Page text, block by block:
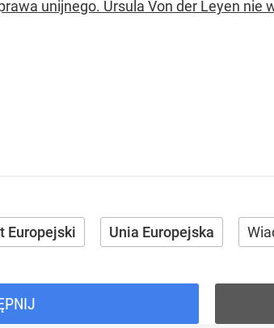
unijnego. Ursula Von der Leyen nie
Europejski Unia Europejska